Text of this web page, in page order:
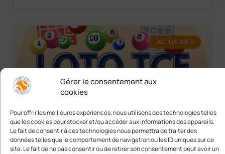
Gérer le consentement aux
cookies
Pour offrir les meilleures expériences, nous utilisons des technologies
telles que les cookies pour stocker et/ou accéder aux informations des
des données telles que le comportement de navigation ou les ID uniques
sur ce site. Le fait de ne pas consentir ou de retirer son consentement peut
avoir un effet négatif sur certaines caractéristiques et fonctions.
ACTUALITÉS
Loto du TCF